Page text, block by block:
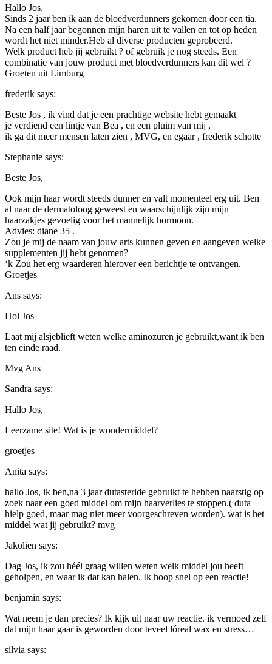
Hallo Jos,
Sinds 2 jaar ben ik aan de bloedverdunners gekomen door een tia.
Na een half jaar begonnen mijn haren uit te vallen en tot op heden
wordt het niet minder.Heb al diverse producten geprobeerd.
Welk product heb jij gebruikt ? of gebruik je nog steeds. Een
combinatie van jouw product met bloedverdunners kan dit wel ?
Groeten uit Limburg
frederik says:
Beste Jos , ik vind dat je een prachtige website hebt gemaakt
je verdiend een lintje van Bea , en een pluim van mij ,
ik ga dit meer mensen laten zien , MVG, en egaar , frederik schotte
Stephanie says:
Beste Jos,
Ook mijn haar wordt steeds dunner en valt momenteel erg uit. Ben
al naar de dermatoloog geweest en waarschijnlijk zijn mijn
haarzakjes gevoelig voor het mannelijk hormoon.
Advies: diane 35 .
Zou je mij de naam van jouw arts kunnen geven en aangeven welke
supplementen jij hebt genomen?
‘k Zou het erg waarderen hierover een berichtje te ontvangen.
Groetjes
Ans says:
Hoi Jos
Laat mij alsjeblieft weten welke aminozuren je gebruikt,want ik ben
ten einde raad.
Mvg Ans
Sandra says:
Hallo Jos,
Leerzame site! Wat is je wondermiddel?
groetjes
Anita says:
hallo Jos, ik ben,na 3 jaar dutasteride gebruikt te hebben naarstig op
zoek naar een goed middel om mijn haarverlies te stoppen.( duta
hielp goed, maar mag niet meer voorgeschreven worden). wat is het
middel wat jij gebruikt? mvg
Jakolien says:
Dag Jos, ik zou héél graag willen weten welk middel jou heeft
geholpen, en waar ik dat kan halen. Ik hoop snel op een reactie!
benjamin says:
Wat neem je dan precies? Ik kijk uit naar uw reactie. ik vermoed zelf
dat mijn haar gaar is geworden door teveel lóreal wax en stress…
silvia says: